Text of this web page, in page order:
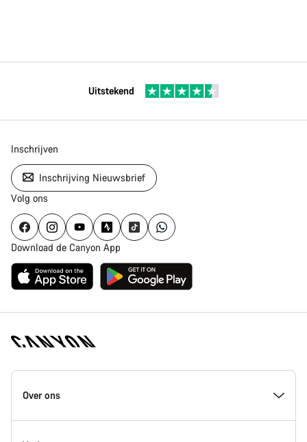
Uitstekend
Inschrijven
Inschrijving Nieuwsbrief
Volg ons
Download de Canyon App
Canyon
Homepage
Over ons